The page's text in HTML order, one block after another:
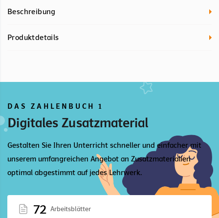
Beschreibung
Produktdetails
DAS ZAHLENBUCH 1
Digitales Zusatzmaterial
Gestalten Sie Ihren Unterricht schneller und einfacher mit
unserem umfangreichen Angebot an Zusatzmaterialien
optimal abgestimmt auf jedes Lehrwerk.
72 Arbeitsblätter